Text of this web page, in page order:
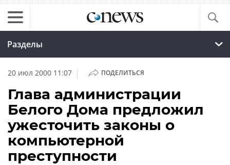
Разделы
20 июл 2000 11:07 | ПОДЕЛИТЬСЯ
Глава администрации
Белого Дома предложил
ужесточить законы о
компьютерной
преступности